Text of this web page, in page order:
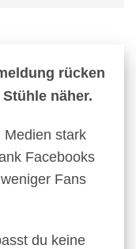
rücken
näher.
Medien stark
Facebooks
Fans
du keine